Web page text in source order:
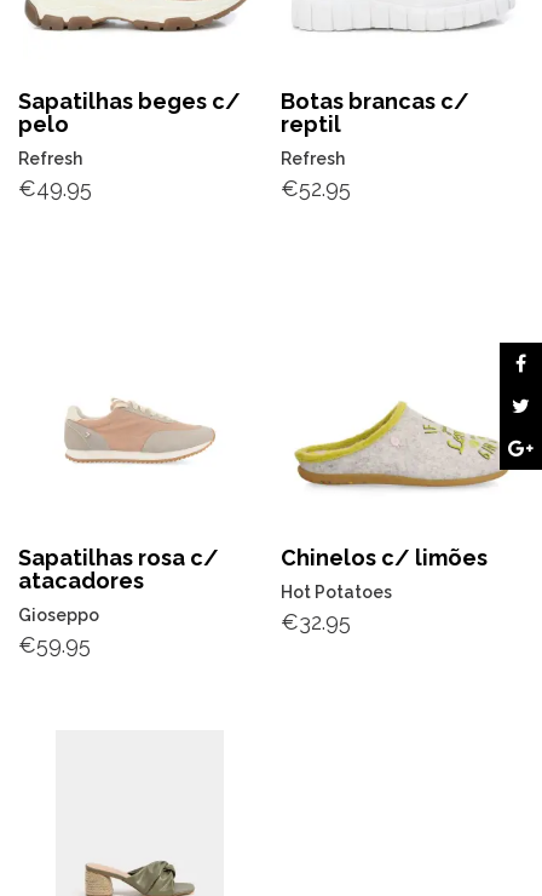
Sapatilhas beges c/
pelo
Refresh
€49.95
Botas brancas c/
reptil
Refresh
€52.95
Sapatilhas rosa c/
atacadores
Gioseppo
€59.95
Chinelos c/ limões
Hot Potatoes
€32.95